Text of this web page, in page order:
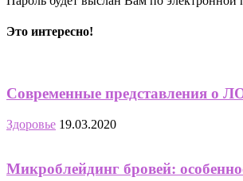
Это интересно!
Современные представления о
Здоровье 19.03.2020
Микроблейдинг бровей: